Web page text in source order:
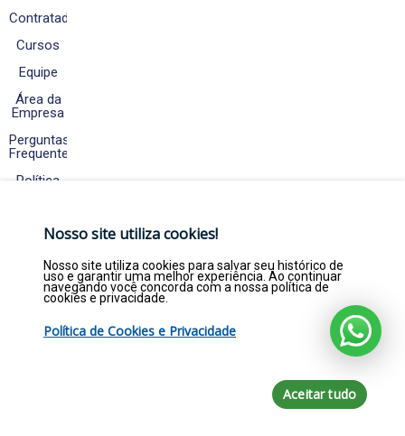
Contratados
Cursos
Equipe
Área da
Empresa
Perguntas
Frequentes
Política
Privacidade
Fale
Conosco
Copyright © 2026. Empregar Já Estágios e
Efetivos LTDA - CNPJ 22.369.844/0001-47 - Todos
direitos reservados por empregarja.com
Nosso site utiliza cookies!
Nosso site utiliza cookies para salvar seu histórico de
uso e garantir uma melhor experiência. Ao continuar
navegando você concorda com a nossa política de
cookies e privacidade.
Política de Cookies e Privacidade
Aceitar tudo